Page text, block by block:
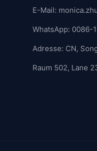
E-Mail:
WhatsApp: 0086-
Adresse: CN,
Raum 502, Lane